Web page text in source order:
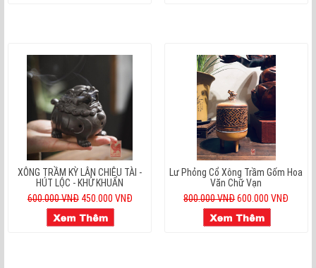
XÔNG TRẦM KỲ LÂN CHIÊU TÀI -
HÚT LỘC - KHỬ KHUẨN
600.000 VNĐ 450.000 VNĐ
Lư Phỏng Cổ Xông Trầm Gốm Hoa
Văn Chữ Vạn
800.000 VNĐ600.000 VNĐ